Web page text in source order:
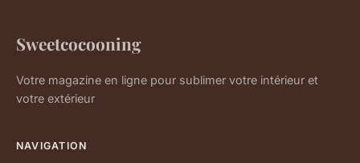
Sweetcocooning
Votre magazine en ligne pour sublimer votre intérieur et
votre extérieur
NAVIGATION